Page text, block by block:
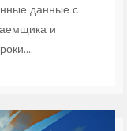
данные с
и